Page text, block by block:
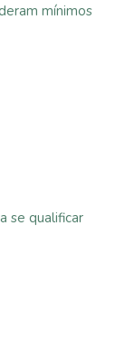
mínimos
se qualificar